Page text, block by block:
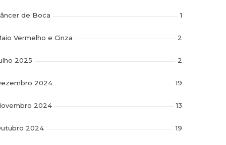
de Boca 1
Vermelho e Cinza 2
2025 2
2024 19
2024 13
2024 19